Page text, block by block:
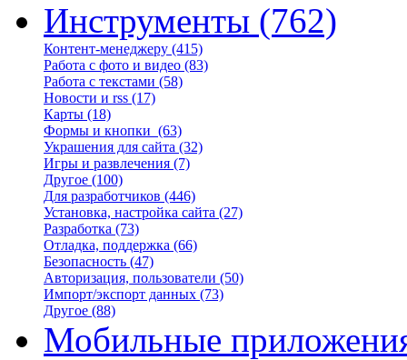
Инструменты (762)
Контент-менеджеру (415)
Работа с фото и видео (83)
Работа с текстами (58)
Новости и rss (17)
Карты (18)
Формы и кнопки (63)
Украшения для сайта (32)
Игры и развлечения (7)
Другое (100)
Для разработчиков (446)
Установка, настройка сайта (27)
Разработка (73)
Отладка, поддержка (66)
Безопасность (47)
Авторизация, пользователи (50)
Импорт/экспорт данных (73)
Другое (88)
Мобильные